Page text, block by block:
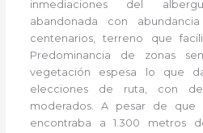
inmediaciones del
abandonada con
centenarios, terreno que
Predominancia de zonas
vegetación espesa lo que
elecciones de ruta, con
moderados. A pesar de
encontraba a 1.300 metros